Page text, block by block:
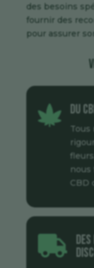
des besoins
fournir des
pour assurer
 Du
nous
CBD
